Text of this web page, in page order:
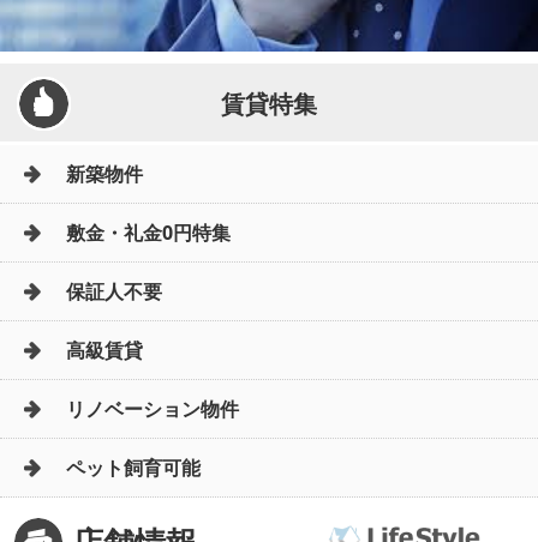
賃貸特集
新築物件
敷金・礼金0円特集
保証人不要
高級賃貸
リノベーション物件
ペット飼育可能